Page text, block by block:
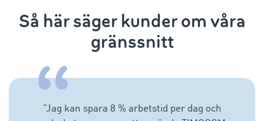
Så här säger kunder om våra
gränssnitt
”Jag kan spara 8 % arbetstid per dag och